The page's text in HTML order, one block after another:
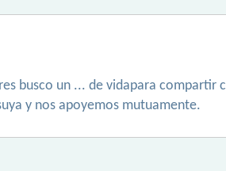
busco un ... de vidapara compartir
y nos apoyemos mutuamente.